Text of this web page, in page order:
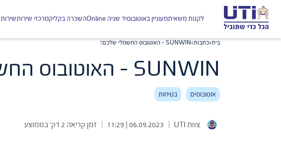
לקנות משאיתמעוניין באוטובוסיד שניה Online השכרה בקליקמרכזי שירותשירות UTI360
בית>כתבות>SUNWIN – האוטובוס החשמלי שלכם!
SUNWIN - האוטובוס החשמלי שלכם!
אוטובוסים בטיחות
צוות UTI 06.09.2023 | 11:29 זמן קריאה 2 דק׳ בממוצע